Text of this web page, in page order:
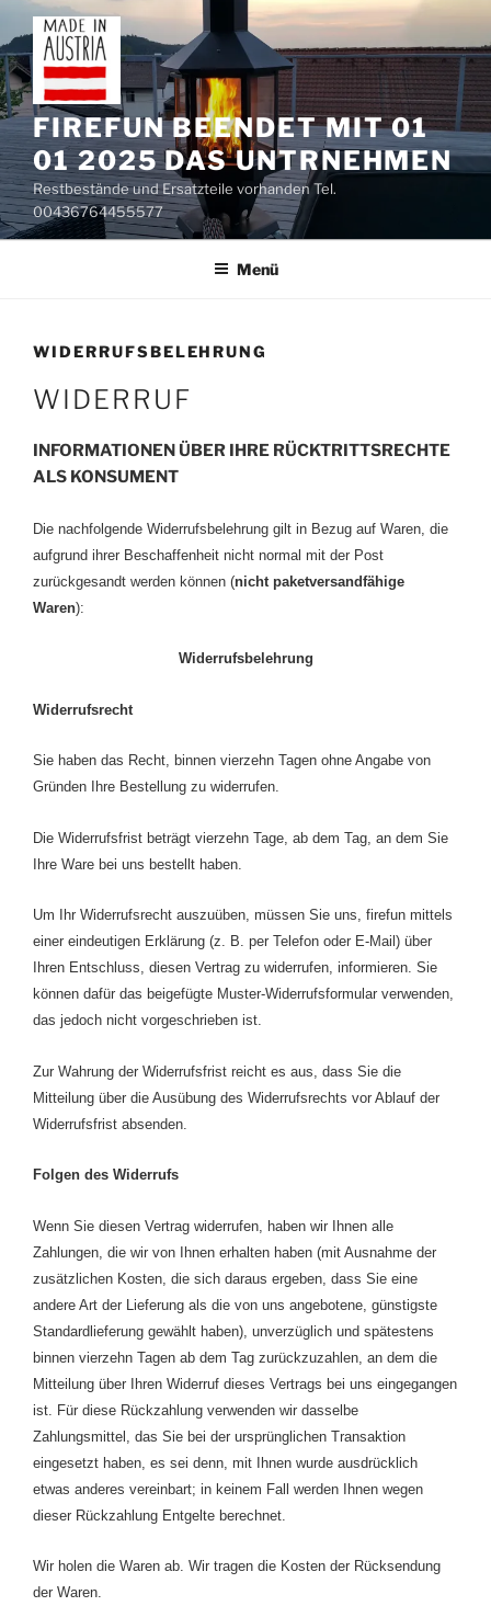
Zum
Inhalt
springen
FIREFUN BEENDET MIT 01
01 2025 DAS UNTRNEHMEN
Restbestände und Ersatzteile vorhanden Tel.
00436764455577
Menü
WIDERRUFSBELEHRUNG
WIDERRUF
INFORMATIONEN ÜBER IHRE RÜCKTRITTSRECHTE
ALS KONSUMENT
Die nachfolgende Widerrufsbelehrung gilt in Bezug auf Waren, die
aufgrund ihrer Beschaffenheit nicht normal mit der Post
zurückgesandt werden können (nicht paketversandfähige
Waren):
Widerrufsbelehrung
Widerrufsrecht
Sie haben das Recht, binnen vierzehn Tagen ohne Angabe von
Gründen Ihre Bestellung zu widerrufen.
Die Widerrufsfrist beträgt vierzehn Tage, ab dem Tag, an dem Sie
Ihre Ware bei uns bestellt haben.
Um Ihr Widerrufsrecht auszuüben, müssen Sie uns, firefun mittels
einer eindeutigen Erklärung (z. B. per Telefon oder E-Mail) über
Ihren Entschluss, diesen Vertrag zu widerrufen, informieren. Sie
können dafür das beigefügte Muster-Widerrufsformular verwenden,
das jedoch nicht vorgeschrieben ist.
Zur Wahrung der Widerrufsfrist reicht es aus, dass Sie die
Mitteilung über die Ausübung des Widerrufsrechts vor Ablauf der
Widerrufsfrist absenden.
Folgen des Widerrufs
Wenn Sie diesen Vertrag widerrufen, haben wir Ihnen alle
Zahlungen, die wir von Ihnen erhalten haben (mit Ausnahme der
zusätzlichen Kosten, die sich daraus ergeben, dass Sie eine
andere Art der Lieferung als die von uns angebotene, günstigste
Standardlieferung gewählt haben), unverzüglich und spätestens
binnen vierzehn Tagen ab dem Tag zurückzuzahlen, an dem die
Mitteilung über Ihren Widerruf dieses Vertrags bei uns eingegangen
ist. Für diese Rückzahlung verwenden wir dasselbe
Zahlungsmittel, das Sie bei der ursprünglichen Transaktion
eingesetzt haben, es sei denn, mit Ihnen wurde ausdrücklich
etwas anderes vereinbart; in keinem Fall werden Ihnen wegen
dieser Rückzahlung Entgelte berechnet.
Wir holen die Waren ab. Wir tragen die Kosten der Rücksendung
der Waren.